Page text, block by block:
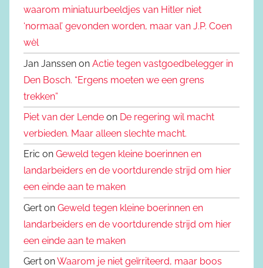
waarom miniatuurbeeldjes van Hitler niet
‘normaal’ gevonden worden, maar van J.P. Coen
wèl
Jan Janssen on Actie tegen vastgoedbelegger in
Den Bosch. “Ergens moeten we een grens
trekken”
Piet van der Lende on De regering wil macht
verbieden. Maar alleen slechte macht.
Eric on Geweld tegen kleine boerinnen en
landarbeiders en de voortdurende strijd om hier
een einde aan te maken
Gert on Geweld tegen kleine boerinnen en
landarbeiders en de voortdurende strijd om hier
een einde aan te maken
Gert onWaarom je niet geïrriteerd, maar boos